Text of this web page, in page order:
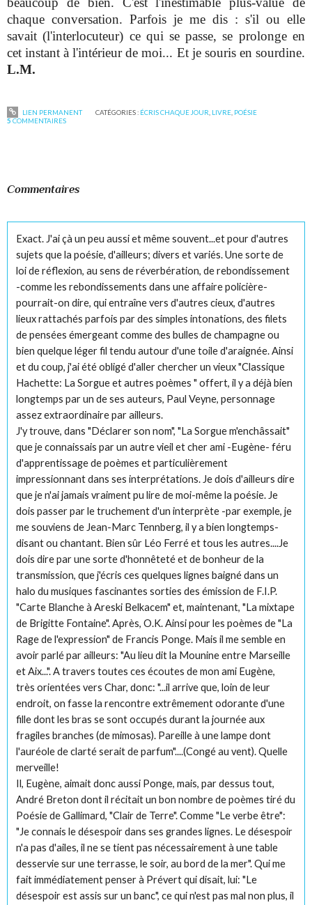
chaque conversation. Parfois je me dis : s'il ou elle
savait (l'interlocuteur) ce qui se passe, se prolonge en
cet instant à l'intérieur de moi... Et je souris en sourdine.
L.M.
LIEN PERMANENT CATÉGORIES : ÉCRIS CHAQUE JOUR, LIVRE, POÉSIE
5COMMENTAIRES
Commentaires
Exact. J'ai çà un peu aussi et même souvent...et pour d'autres
sujets que la poésie, d'ailleurs; divers et variés. Une sorte de
loi de réflexion, au sens de réverbération, de rebondissement
-comme les rebondissements dans une affaire policière-
pourrait-on dire, qui entraîne vers d'autres cieux, d'autres
lieux rattachés parfois par des simples intonations, des filets
de pensées émergeant comme des bulles de champagne ou
bien quelque léger fil tendu autour d'une toile d'araignée. Ainsi
et du coup, j'ai été obligé d'aller chercher un vieux "Classique
Hachette: La Sorgue et autres poèmes " offert, il y a déjà bien
longtemps par un de ses auteurs, Paul Veyne, personnage
assez extraordinaire par ailleurs.
J'y trouve, dans "Déclarer son nom", "La Sorgue m'enchâssait"
que je connaissais par un autre vieil et cher ami -Eugène- féru
d'apprentissage de poèmes et particulièrement
impressionnant dans ses interprétations. Je dois d'ailleurs dire
que je n'ai jamais vraiment pu lire de moi-même la poésie. Je
dois passer par le truchement d'un interprète -par exemple, je
me souviens de Jean-Marc Tennberg, il y a bien longtemps-
disant ou chantant. Bien sûr Léo Ferré et tous les autres....Je
dois dire par une sorte d'honnêteté et de bonheur de la
transmission, que j'écris ces quelques lignes baigné dans un
halo du musiques fascinantes sorties des émission de F.I.P.
"Carte Blanche à Areski Belkacem" et, maintenant, "La mixtape
de Brigitte Fontaine". Après, O.K. Ainsi pour les poèmes de "La
Rage de l'expression" de Francis Ponge. Mais il me semble en
avoir parlé par ailleurs: "Au lieu dit la Mounine entre Marseille
et Aix...". A travers toutes ces écoutes de mon ami Eugène,
très orientées vers Char, donc: "...il arrive que, loin de leur
endroit, on fasse la rencontre extrêmement odorante d'une
fille dont les bras se sont occupés durant la journée aux
fragiles branches (de mimosas). Pareille à une lampe dont
l'auréole de clarté serait de parfum"....(Congé au vent). Quelle
merveille!
Il, Eugène, aimait donc aussi Ponge, mais, par dessus tout,
André Breton dont il récitait un bon nombre de poèmes tiré du
Poésie de Gallimard, "Clair de Terre". Comme "Le verbe être":
"Je connais le désespoir dans ses grandes lignes. Le désespoir
n'a pas d'ailes, il ne se tient pas nécessairement à une table
desservie sur une terrasse, le soir, au bord de la mer". Qui me
fait immédiatement penser à Prévert qui disait, lui: "Le
désespoir est assis sur un banc", ce qui n'est pas mal non plus, il